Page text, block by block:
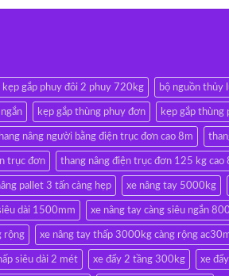
kẹp gắp phuy đôi 2 phuy 720kg bộ nguồn thủy
kẹp gắp thùng phuy đơn kẹp gắp
nâng người bằng điện trục đơn cao 8m
trục đơn thang nâng điện trục đơn 125 kg cao
pallet 3 tấn càng hẹp xe nâng tay 5000kg
dài 1500mm xe nâng tay càng siêu ngắn
rộng xe nâng tay thấp 3000kg càng rộng
siêu dài 2 mét xe đẩy 2 tầng 300kg xe